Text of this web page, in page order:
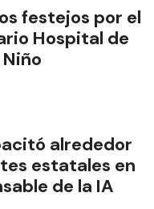
festejos por el
Hospital de
alrededor
estatales en
de la IA